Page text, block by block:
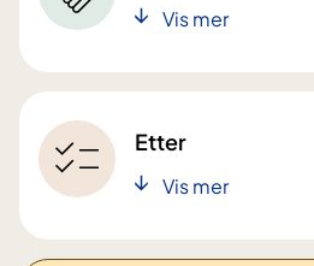
Vis mer
Etter
Vis mer